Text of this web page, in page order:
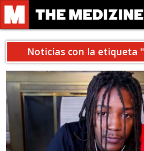
Noticias con la etiqueta "